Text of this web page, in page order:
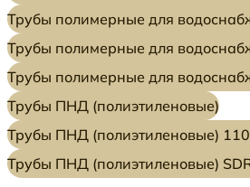
Трубы полимерные для
Трубы полимерные для
Трубы полимерные для
Трубы ПНД (полиэтиленовые)
Трубы ПНД (полиэтиленовые)
Трубы ПНД (полиэтиленовые)